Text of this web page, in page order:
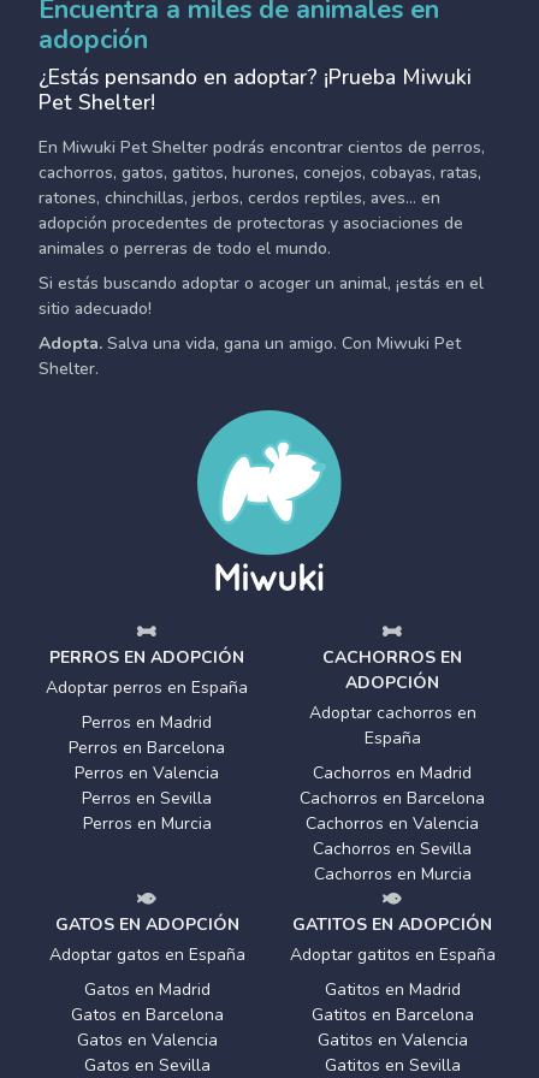
Encuentra a miles de animales en
adopción
¿Estás pensando en adoptar? ¡Prueba Miwuki
Pet Shelter!
En Miwuki Pet Shelter podrás encontrar cientos de perros,
cachorros, gatos, gatitos, hurones, conejos, cobayas, ratas,
ratones, chinchillas, jerbos, cerdos reptiles, aves... en
adopción procedentes de protectoras y asociaciones de
animales o perreras de todo el mundo.
Si estás buscando adoptar o acoger un animal, ¡estás en el
sitio adecuado!
Adopta. Salva una vida, gana un amigo. Con Miwuki Pet
Shelter.
PERROS EN ADOPCIÓN
Adoptar perros en España
Perros en Madrid
Perros en Barcelona
Perros en Valencia
Perros en Sevilla
Perros en Murcia
CACHORROS EN
ADOPCIÓN
Adoptar cachorros en
España
Cachorros en Madrid
Cachorros en Barcelona
Cachorros en Valencia
Cachorros en Sevilla
Cachorros en Murcia
GATOS EN ADOPCIÓN
Adoptar gatos en España
Gatos en Madrid
Gatos en Barcelona
Gatos en Valencia
Gatos en Sevilla
GATITOS EN ADOPCIÓN
Adoptar gatitos en España
Gatitos en Madrid
Gatitos en Barcelona
Gatitos en Valencia
Gatitos en Sevilla